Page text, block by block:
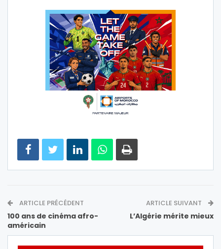
ARTICLE PRÉCÉDENT
100 ans de cinéma afro-
américain
ARTICLE SUIVANT
L’Algérie mérite mieux